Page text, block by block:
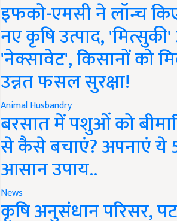
इफको-एमसी ने लॉन्च
नए कृषि उत्पाद,
'नेक्सावेट', किसानों को
उन्नत फसल सुरक्षा!
Animal Husbandry
बरसात में पशुओं को
से कैसे बचाएं? अपनाएं ये
आसान उपाय..
News
कृषि अनुसंधान परिसर,